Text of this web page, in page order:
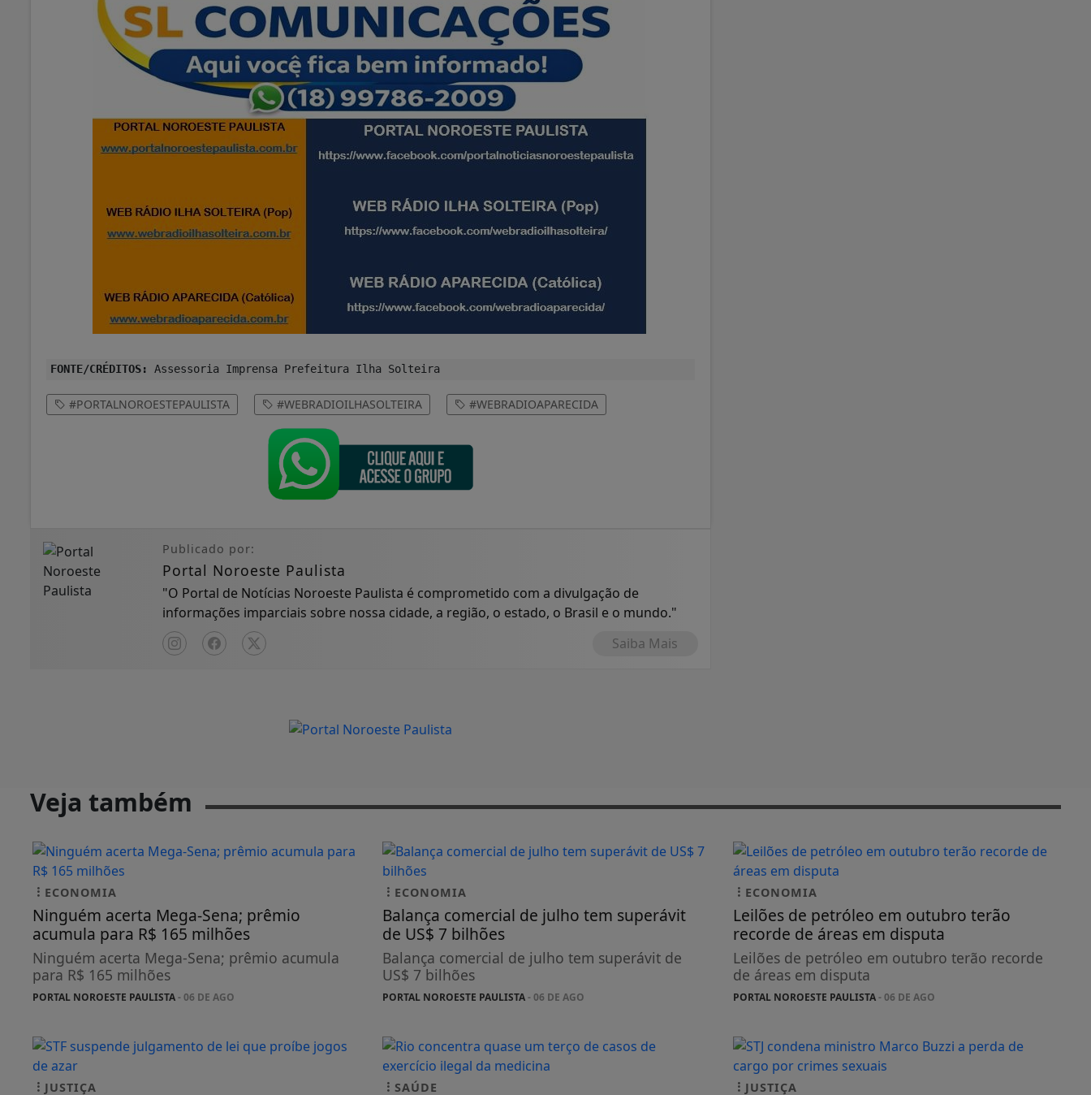
FONTE/CRÉDITOS: Assessoria Imprensa Prefeitura Ilha Solteira
#PORTALNOROESTEPAULISTA #WEBRADIOILHASOLTEIRA #WEBRADIOAPARECIDA
Publicado por:
Portal Noroeste Paulista
"O Portal de Notícias Noroeste Paulista é comprometido com a divulgação de
informações imparciais sobre nossa cidade, a região, o estado, o Brasil e o mundo."
Saiba Mais
Veja também
ECONOMIA
Ninguém acerta Mega-Sena; prêmio
acumula para R$ 165 milhões
Ninguém acerta Mega-Sena; prêmio acumula
para R$ 165 milhões
PORTAL NOROESTE PAULISTA- 06 DE AGO
ECONOMIA
Balança comercial de julho tem superávit
de US$ 7 bilhões
Balança comercial de julho tem superávit de
US$ 7 bilhões
PORTAL NOROESTE PAULISTA- 06 DE AGO
ECONOMIA
Leilões de petróleo em outubro terão
recorde de áreas em disputa
Leilões de petróleo em outubro terão recorde
de áreas em disputa
PORTAL NOROESTE PAULISTA- 06 DE AGO
JUSTIÇA SAÚDE JUSTIÇA